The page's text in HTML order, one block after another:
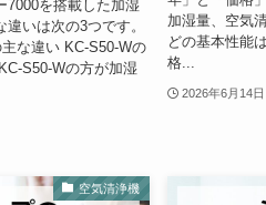
7000を搭載した加湿
いは次の3つです。
な違い KC-S50-Wの
S50-Wの方が加湿
加湿量、空気
どの基本性能
格...
2026年6月14日
空気清浄機